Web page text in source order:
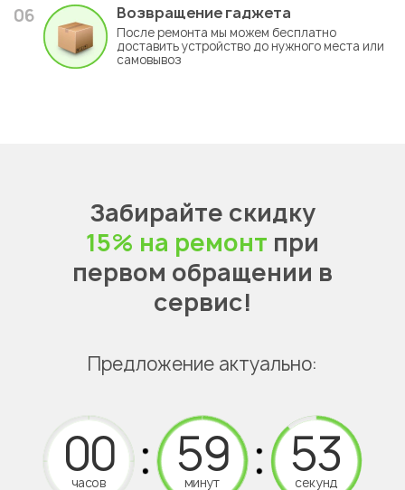
06 Возвращение гаджета
После ремонта мы можем бесплатно
доставить устройство до нужного места или
самовывоз
Забирайте скидку
15% на ремонт при
первом обращении в
сервис!
Предложение актуально:
часов минут секунд